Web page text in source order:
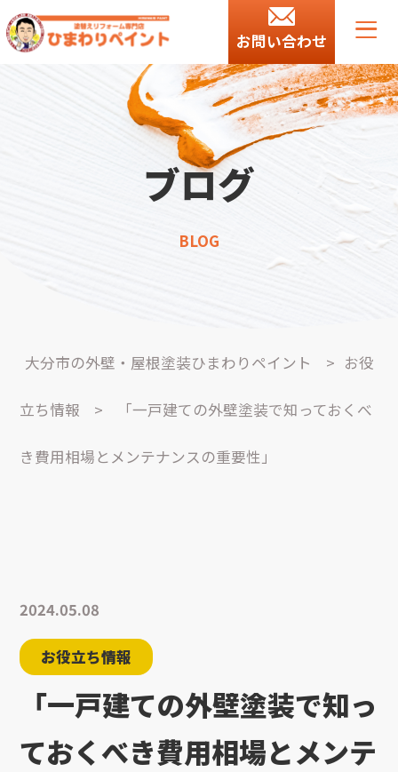
お問い合わせ
ブログ
BLOG
大分市の外壁・屋根塗装ひまわりペイント > お役
立ち情報 > 「一戸建ての外壁塗装で知っておくべ
き費用相場とメンテナンスの重要性」
2024.05.08
お役立ち情報
「一戸建ての外壁塗装で知っ
ておくべき費用相場とメンテ